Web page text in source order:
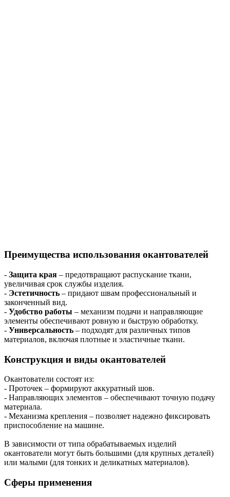
Преимущества использования окантователей
- Защита края – предотвращают распускание ткани,
увеличивая срок службы изделия.
- Эстетичность – придают швам профессиональный и
законченный вид.
- Удобство работы – механизм подачи и направляющие
элементы обеспечивают ровную и быструю обработку.
- Универсальность – подходят для различных типов
материалов, включая плотные и эластичные ткани.
Конструкция и виды окантователей
Окантователи состоят из:
- Проточек – формируют аккуратный шов.
- Направляющих элементов – обеспечивают точную подачу
материала.
- Механизма крепления – позволяет надежно фиксировать
приспособление на машине.
В зависимости от типа обрабатываемых изделий
окантователи могут быть большими (для крупных деталей)
или малыми (для тонких и деликатных материалов).
Сферы применения